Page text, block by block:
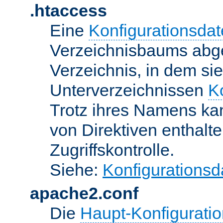
.htaccess
Eine
Verzeichnisbaums
Verzeichnis, in dem
Unterverzeichnissen
Trotz ihres Namens
von Direktiven
Zugriffskontrolle.
Siehe:
apache2.conf
Die Haupt-